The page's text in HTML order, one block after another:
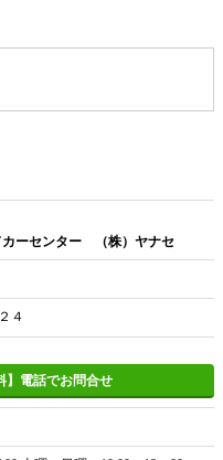
ーセンター （株）ヤナセ
４
】電話でお問合せ